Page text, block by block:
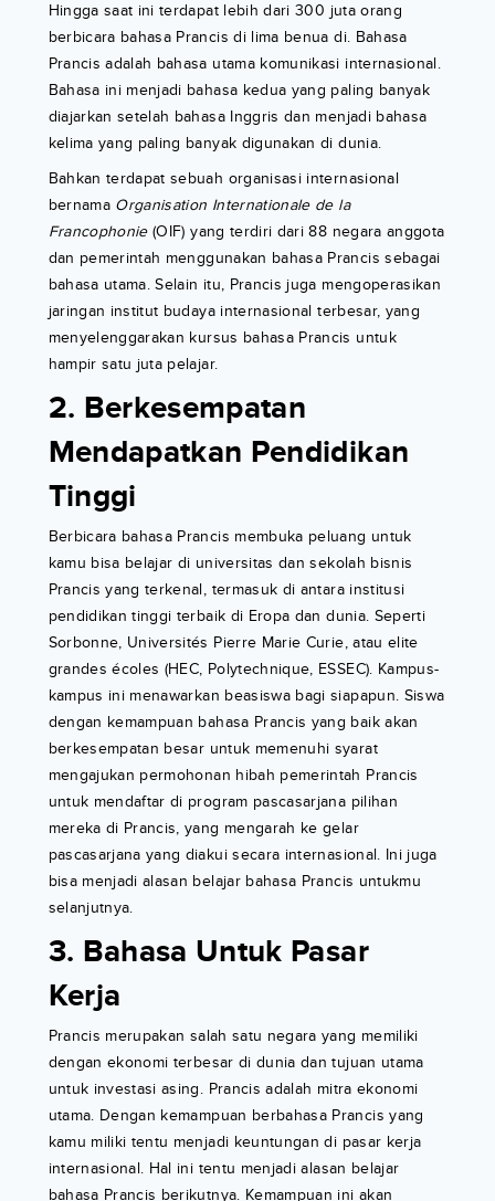
Hingga saat ini terdapat lebih dari 300 juta orang
berbicara bahasa Prancis di lima benua di. Bahasa
Prancis adalah bahasa utama komunikasi internasional.
Bahasa ini menjadi bahasa kedua yang paling banyak
diajarkan setelah bahasa Inggris dan menjadi bahasa
kelima yang paling banyak digunakan di dunia.
Bahkan terdapat sebuah organisasi internasional
bernama Organisation Internationale de la
Francophonie(OIF) yang terdiri dari 88 negara anggota
dan pemerintah menggunakan bahasa Prancis sebagai
bahasa utama. Selain itu, Prancis juga mengoperasikan
jaringan institut budaya internasional terbesar, yang
menyelenggarakan kursus bahasa Prancis untuk
hampir satu juta pelajar.
2. Berkesempatan
Mendapatkan Pendidikan
Tinggi
Berbicara bahasa Prancis membuka peluang untuk
kamu bisa belajar di universitas dan sekolah bisnis
Prancis yang terkenal, termasuk di antara institusi
pendidikan tinggi terbaik di Eropa dan dunia. Seperti
Sorbonne, Universités Pierre Marie Curie, atau elite
grandes écoles (HEC, Polytechnique, ESSEC). Kampus-
kampus ini menawarkan beasiswa bagi siapapun. Siswa
dengan kemampuan bahasa Prancis yang baik akan
berkesempatan besar untuk memenuhi syarat
mengajukan permohonan hibah pemerintah Prancis
untuk mendaftar di program pascasarjana pilihan
mereka di Prancis, yang mengarah ke gelar
pascasarjana yang diakui secara internasional. Ini juga
bisa menjadi alasan belajar bahasa Prancis untukmu
selanjutnya.
3. Bahasa Untuk Pasar
Kerja
Prancis merupakan salah satu negara yang memiliki
dengan ekonomi terbesar di dunia dan tujuan utama
untuk investasi asing. Prancis adalah mitra ekonomi
utama. Dengan kemampuan berbahasa Prancis yang
kamu miliki tentu menjadi keuntungan di pasar kerja
internasional. Hal ini tentu menjadi alasan belajar
bahasa Prancis berikutnya. Kemampuan ini akan